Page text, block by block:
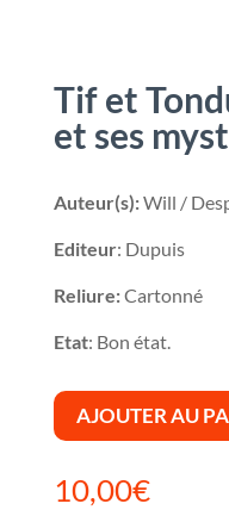
Tif et
et ses
Auteur(s):Will /
Editeur: Dupuis
Reliure:Cartonné
Etat: Bon état.
AJOUTER AU
10,00€